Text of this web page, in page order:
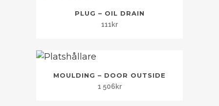
PLUG – OIL DRAIN
111kr
MOULDING – DOOR OUTSIDE
1 506kr